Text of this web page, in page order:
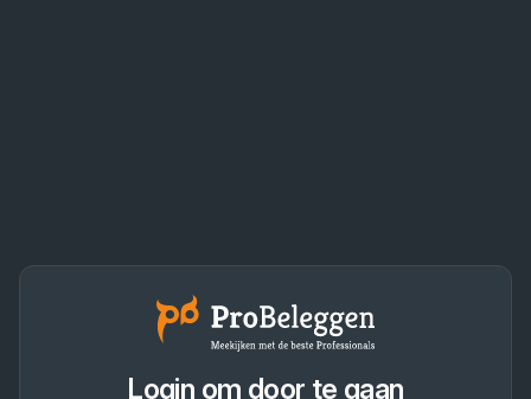
Login om door te gaan